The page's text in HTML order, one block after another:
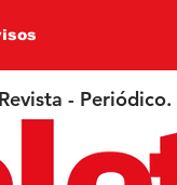
Revista - Periódico.